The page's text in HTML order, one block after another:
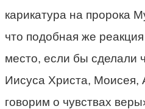
карикатура на пророка
что подобная же
место, если бы сделали
Иисуса Христа,
говорим о чувствах